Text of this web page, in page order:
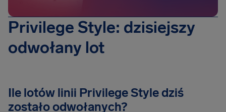
Privilege Style: dzisiejszy
odwołany lot
Ile lotów linii Privilege Style dziś
zostało odwołanych?